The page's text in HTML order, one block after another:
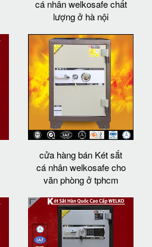
cá nhân welkosafe chất
lượng ở hà nội
cửa hàng bán Két sắt
cá nhân welkosafe cho
văn phòng ở tphcm